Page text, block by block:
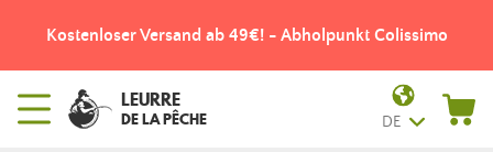
Kostenloser Versand ab 49€! - Abholpunkt Colissimo
LEURRE
DE LA PÊCHE DE